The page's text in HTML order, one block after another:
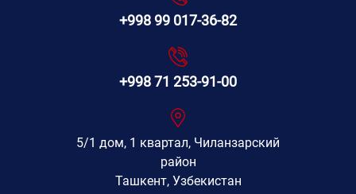
+998 99 017-36-82
+998 71 253-91-00
5/1 дом, 1 квартал, Чиланзарский
район
Ташкент, Узбекистан